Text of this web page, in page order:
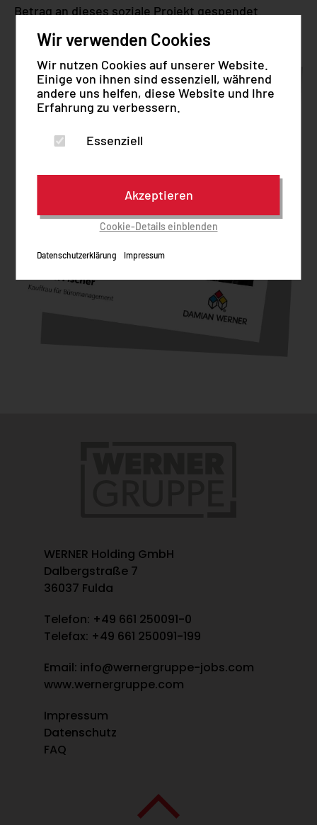
Wir verwenden Cookies
Wir nutzen Cookies auf unserer Website.
Einige von ihnen sind essenziell, während
andere uns helfen, diese Website und Ihre
Erfahrung zu verbessern.
Essenziell
Akzeptieren
Cookie-Details einblenden
Datenschutzerklärung Impressum
Betrag an dieses soziale Projekt gespendet.
WERNER Holding GmbH
Dalbergstraße 7
36037 Fulda
Telefon: +49 661 250091-0
Telefax: +49 661 250091-199
Email: info@wernergruppe-jobs.com
www.wernergruppe.com
Impressum
Datenschutz
FAQ